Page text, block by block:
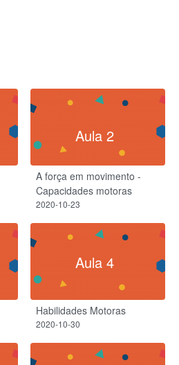
Aula 2
A força em movimento -
Capacidades motoras
2020-10-23
Aula 4
Habilidades Motoras
2020-10-30